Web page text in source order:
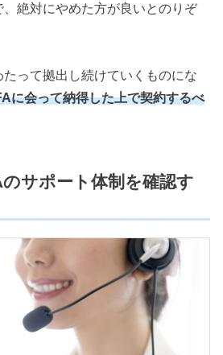
絶対にやめた方が良いとのりぞ
って拠出し続けていくものにな
に会って納得した上で契約するべ
サポート体制を確認す